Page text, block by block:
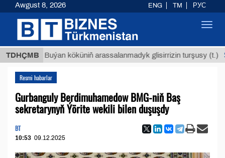
TDHÇMB
Buýan köküniň arassalanmadyk glisirrizin turşusy (t.)
Resmi habarlar
Gurbanguly Berdimuhamedow BMG-niň Baş
sekretarynyň Ýörite wekili bilen duşuşdy
BT
10:53 09.12.2025
Awgust 8, 2026 ENG TM РУС